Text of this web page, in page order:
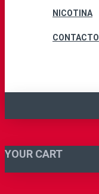
NICOTINA
CONTACTO
YOUR CART